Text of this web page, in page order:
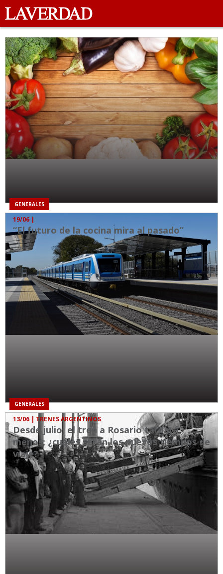
GENERALES
19/06 |
“El futuro de la cocina mira al pasado”
GENERALES
13/06 | TRENES ARGENTINOS
Desde julio, el tren a Rosario tardará
menos: ¿cuáles serán los nuevos tiempos de
viaje?